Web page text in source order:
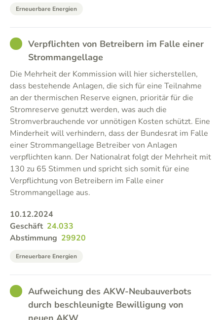
Erneuerbare Energien
GOODVerpflichten von Betreibern im Falle einer
Strommangellage
Die Mehrheit der Kommission will hier sicherstellen,
dass bestehende Anlagen, die sich für eine Teilnahme
an der thermischen Reserve eignen, prioritär für die
Stromreserve genutzt werden, was auch die
Stromverbrauchende vor unnötigen Kosten schützt. Eine
Minderheit will verhindern, dass der Bundesrat im Falle
einer Strommangellage Betreiber von Anlagen
verpflichten kann. Der Nationalrat folgt der Mehrheit mit
130 zu 65 Stimmen und spricht sich somit für eine
Verpflichtung von Betreibern im Falle einer
Strommangellage aus.
10.12.2024
Geschäft 24.033
Abstimmung 29920
Erneuerbare Energien
GOODAufweichung des AKW-Neubauverbots
durch beschleunigte Bewilligung von